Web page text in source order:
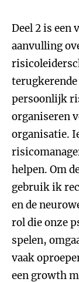
Deel 2 is een
aanvulling
persoonlijk
organiseren
organisatie.
helpen. Om
gebruik ik
en de
rol die onze
spelen,
vaak
een growth